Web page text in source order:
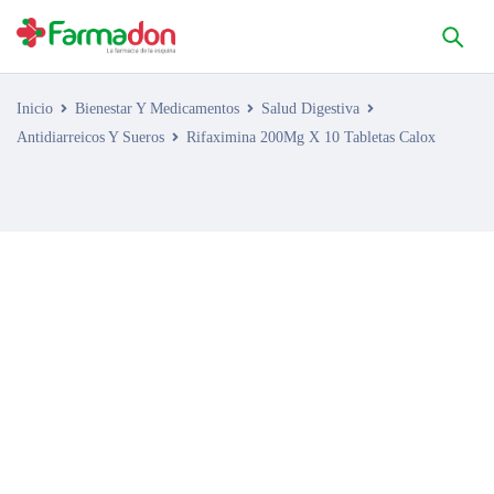
Inicio Bienestar Y Medicamentos
Salud Digestiva
Antidiarreicos Y Sueros
Rifaximina 200Mg X 10 Tabletas Calox